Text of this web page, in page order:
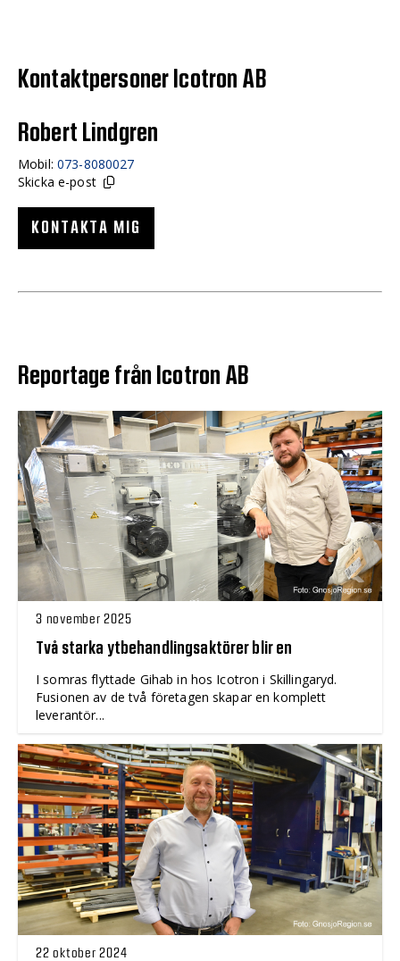
Kontaktpersoner Icotron AB
Robert Lindgren
Mobil: 073-8080027
Skicka e-post
KONTAKTA MIG
Reportage från Icotron AB
3 november 2025
Två starka ytbehandlingsaktörer blir en
I somras flyttade Gihab in hos Icotron i Skillingaryd.
Fusionen av de två företagen skapar en komplett
leverantör...
22 oktober 2024